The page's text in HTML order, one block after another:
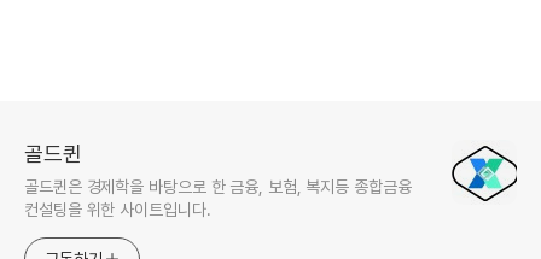
골드퀸
골드퀸은 경제학을 바탕으로 한 금융, 보험, 복지등 종합금융
컨설팅을 위한 사이트입니다.